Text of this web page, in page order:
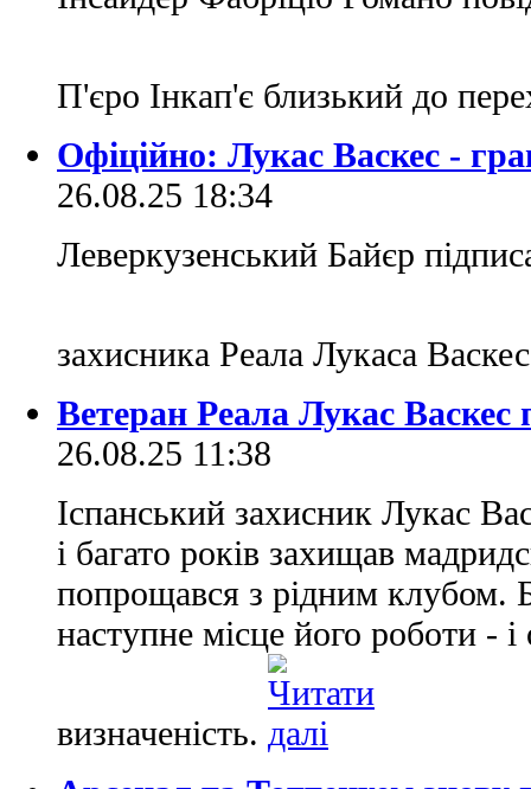
П'єро Інкап'є близький до
Офіційно: Лукас Васкес -
26.08.25 18:34
Леверкузенський Байєр
захисника Реала Лукаса
Ветеран Реала Лукас Васкес
26.08.25 11:38
Іспанський захисник Лукас
і багато років захищав
попрощався з рідним клубом.
наступне місце його роботи - і
визначеність.